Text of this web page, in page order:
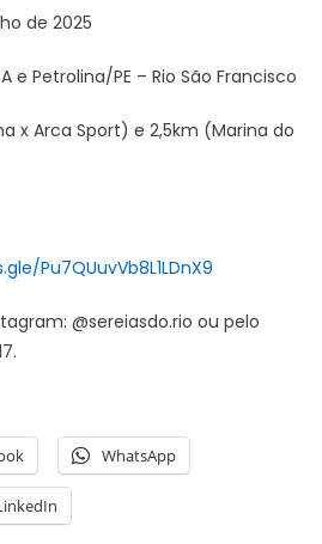
de 2025
e Petrolina/PE – Rio São Francisco
x Arca Sport) e 2,5km (Marina do
Pu7QUuvVb8L1LDnX9
@sereiasdo.rio ou pelo
WhatsApp